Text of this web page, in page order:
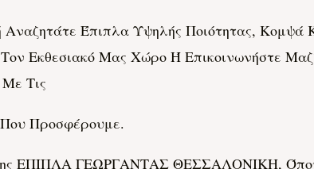
Αναζητάτε Έπιπλα Υψηλής Ποιότητας,
Εκθεσιακό Μας Χώρο Ή Επικοινωνήστε
Τις
Που Προσφέρουμε.
ΕΠΙΠΛΑ ΓΕΩΡΓΑΝΤΑΣ ΘΕΣΣΑΛΟΝΙΚΗ, Όπου